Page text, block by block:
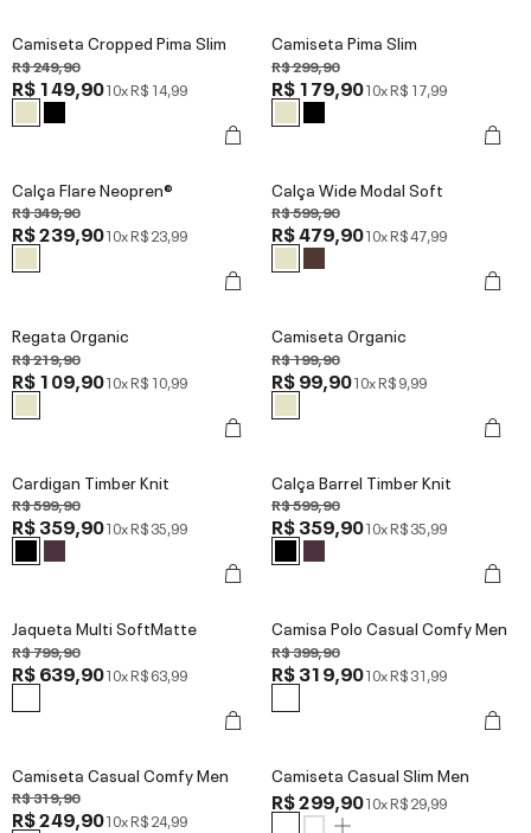
Camiseta Cropped Pima Slim
R$ 249,90
R$ 149,9010xR$ 14,99
Camiseta Pima Slim
R$ 299,90
R$ 179,9010xR$ 17,99
Calça Flare Neopren®
R$ 349,90
R$ 239,9010xR$ 23,99
Calça Wide Modal Soft
R$ 599,90
R$ 479,9010xR$ 47,99
Regata Organic
R$ 219,90
R$ 109,9010xR$ 10,99
Camiseta Organic
R$ 199,90
R$ 99,9010xR$ 9,99
Cardigan Timber Knit
R$ 599,90
R$ 359,9010xR$ 35,99
Calça Barrel Timber Knit
R$ 599,90
R$ 359,9010xR$ 35,99
Jaqueta Multi SoftMatte
R$ 799,90
R$ 639,9010xR$ 63,99
Camisa Polo Casual Comfy Men
R$ 399,90
R$ 319,9010xR$ 31,99
Camiseta Casual Comfy Men
R$ 319,90
R$ 249,9010xR$ 24,99
Camiseta Casual Slim Men
R$ 299,9010xR$ 29,99